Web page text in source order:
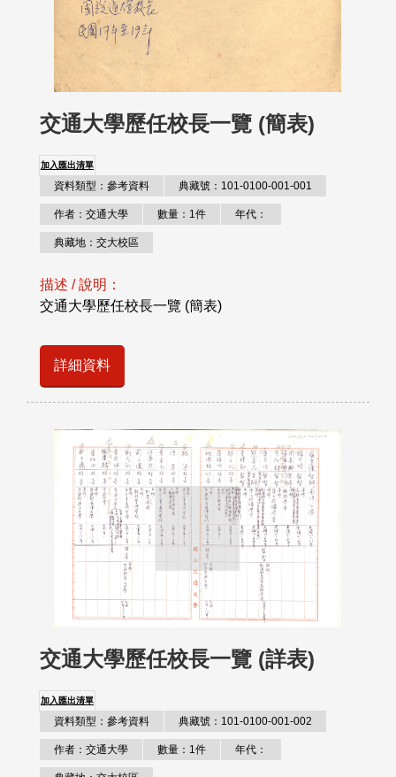
交通大學歷任校長一覽 (簡表)
加入匯出清單
資料類型：參考資料 典藏號：101-0100-001-001
作者：交通大學 數量：1件 年代：
典藏地：交大校區
描述 / 說明：
交通大學歷任校長一覽 (簡表)
詳細資料
交通大學歷任校長一覽 (詳表)
加入匯出清單
資料類型：參考資料 典藏號：101-0100-001-002
作者：交通大學 數量：1件 年代：